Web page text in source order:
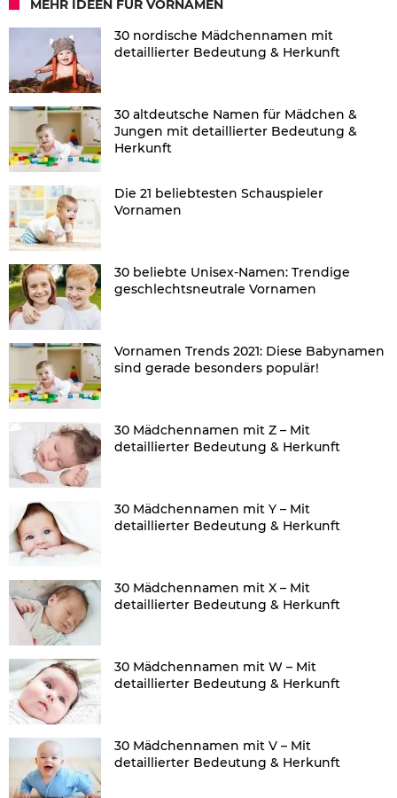
MEHR IDEEN FÜR VORNAMEN
30 nordische Mädchennamen mit
detaillierter Bedeutung & Herkunft
30 altdeutsche Namen für Mädchen &
Jungen mit detaillierter Bedeutung &
Herkunft
Die 21 beliebtesten Schauspieler
Vornamen
30 beliebte Unisex-Namen: Trendige
geschlechtsneutrale Vornamen
Vornamen Trends 2021: Diese Babynamen
sind gerade besonders populär!
30 Mädchennamen mit Z – Mit
detaillierter Bedeutung & Herkunft
30 Mädchennamen mit Y – Mit
detaillierter Bedeutung & Herkunft
30 Mädchennamen mit X – Mit
detaillierter Bedeutung & Herkunft
30 Mädchennamen mit W – Mit
detaillierter Bedeutung & Herkunft
30 Mädchennamen mit V – Mit
detaillierter Bedeutung & Herkunft